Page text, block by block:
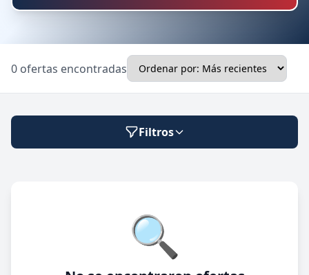
Ubicación
🔍 Buscar
0 ofertas encontradas
Filtros
Modalidad de trabajo🔍